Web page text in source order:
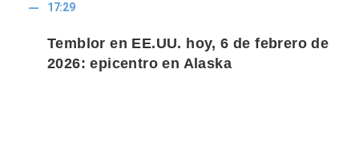
17:29
Temblor en EE.UU. hoy, 6 de febrero de
2026: epicentro en Alaska